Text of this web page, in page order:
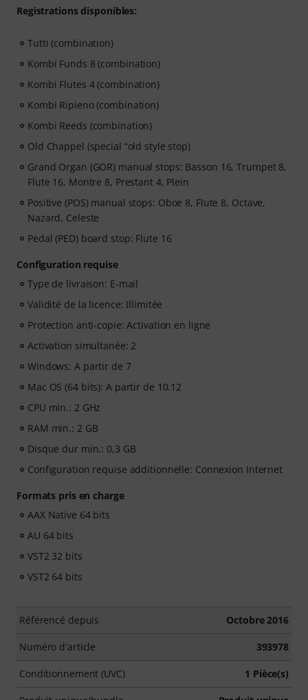
Registrations disponibles:
Tutti (combination)
Kombi Funds 8 (combination)
Kombi Flutes 4 (combination)
Kombi Ripieno (combination)
Kombi Reeds (combination)
Old Chappel (special “old style stop)
Grand Organ (GOR) manual stops: Basson 16, Trumpet 8,
Flute 16, Montre 8, Prestant 4, Plein
Positive (POS) manual stops: Oboe 8, Flute 8, Octave,
Nazard, Celeste
Pedal (PED) board stop: Flute 16
Configuration requise
Type de livraison: E-mail
Validité de la licence: Illimitée
Protection anti-copie: Activation en ligne
Activation simultanée: 2
Windows: A partir de 7
Mac OS (64 bits): A partir de 10.12
CPU min.: 2 GHz
RAM min.: 2 GB
Disque dur min.: 0,3 GB
Configuration requise additionnelle: Connexion Internet
Formats pris en charge
AAX Native 64 bits
AU 64 bits
VST2 32 bits
VST2 64 bits
Référencé depuis Octobre 2016
Numéro d'article 393978
Conditionnement (UVC) 1 Pièce(s)